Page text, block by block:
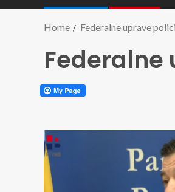
Home Federalne uprave
Federalne